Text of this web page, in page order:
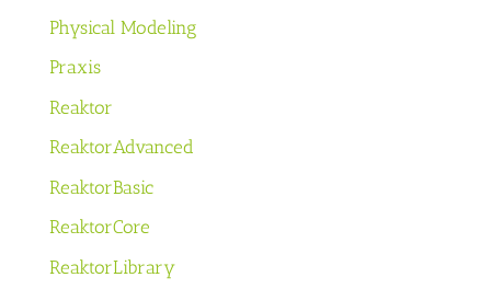
Physical Modeling
Praxis
Reaktor
ReaktorAdvanced
ReaktorBasic
ReaktorCore
ReaktorLibrary